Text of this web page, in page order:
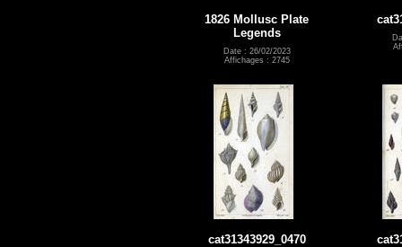
1826 Mollusc Plate
Legends
Date : 26/02/2023
Affichages : 2745
cat31343929_0470